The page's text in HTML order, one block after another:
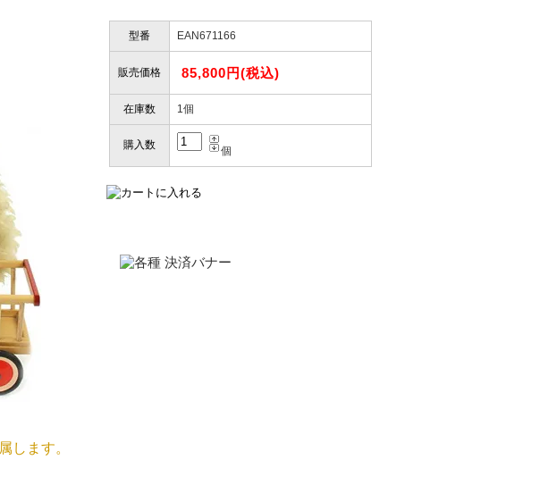
の際、関税などはかかりますか？
行いお客様宅へお届けします。
客様のご負担は一切ありません。
かかりますか？
後、２～４週間でのお届けとなります。
のお届けとなります。
納期が遅れる場合がありますので、ご了承の程よろしく
仕入先へ発注後のキャンセルは受け付けかねます。
わせで送信される全てのデータはSSL暗号化通信により
をお楽しみください。
・Y 様 （女性）
ろ「くまの小屋」さんを紹介され…」
県 S・W 様
届けて頂きとても安心感がありました」
・W 様 （男性）
ップで一番信用出来そうだった」
書かれていたこと（いつの作品など）」
型番 EAN671166
販売価格 85,800円(税込)
在庫数 1個
購入数 個
します。